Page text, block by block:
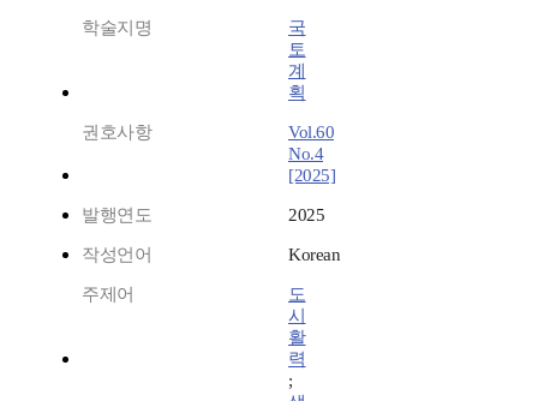
학술지명
국
토
계
획
권호사항
Vol.60
No.4
[2025]
발행연도 2025
작성언어 Korean
주제어
도
시
활
력
;